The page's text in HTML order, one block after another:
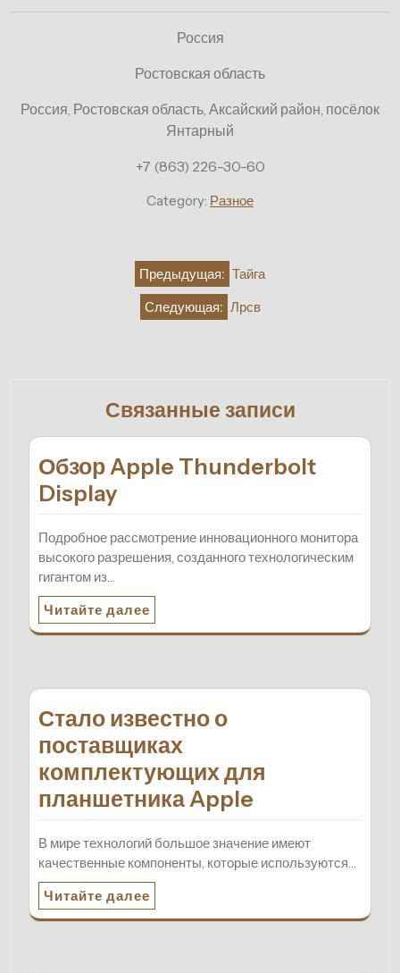
Россия
Ростовская область
Россия, Ростовская область, Аксайский район, посёлок
Янтарный
+7 (863) 226-30-60
Category: Разное
Предыдущая: Тайга
Следующая: Лрсв
Связанные записи
Обзор Apple Thunderbolt
Display
Подробное рассмотрение инновационного монитора
высокого разрешения, созданного технологическим
гигантом из…
Читайте далее
Стало известно о
поставщиках
комплектующих для
планшетника Apple
В мире технологий большое значение имеют
качественные компоненты, которые используются…
Читайте далее